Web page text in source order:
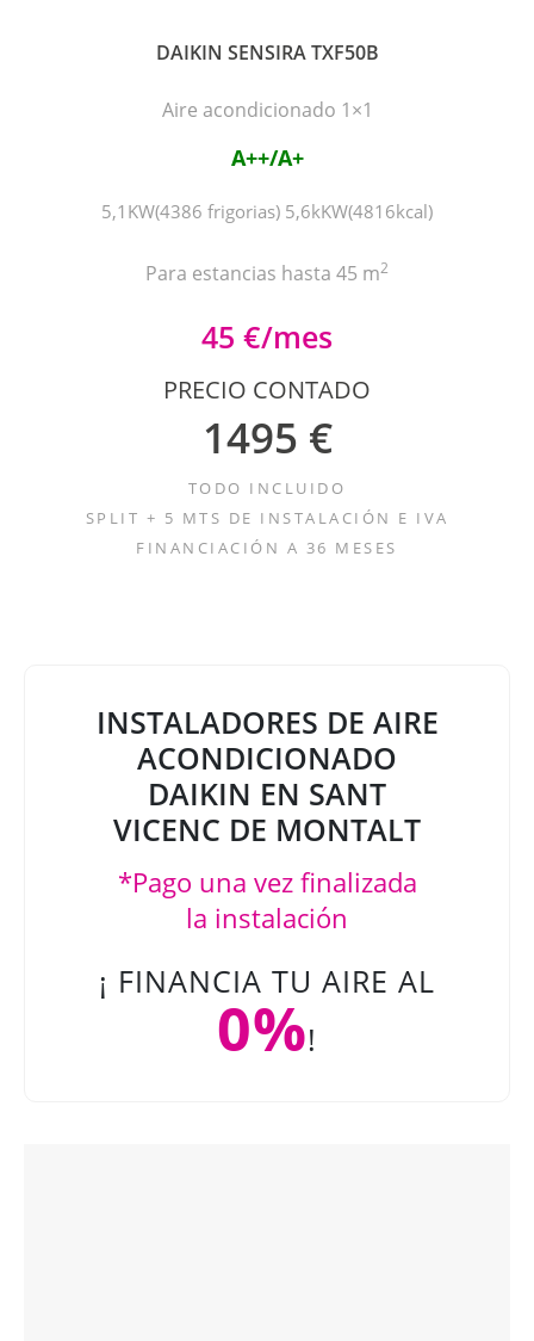
DAIKIN SENSIRA TXF50B
Aire acondicionado 1×1
A++/A+
5,1KW(4386 frigorias) 5,6kKW(4816kcal)
Para estancias hasta 45 m2
45 €/mes
PRECIO CONTADO
1495 €
TODO INCLUIDO
SPLIT + 5 MTS DE INSTALACIÓN E IVA
FINANCIACIÓN A 36 MESES
INSTALADORES DE AIRE
ACONDICIONADO
DAIKIN EN SANT
VICENC DE MONTALT
*Pago una vez finalizada
la instalación
¡ FINANCIA TU AIRE AL
0%!